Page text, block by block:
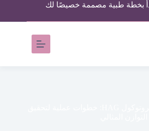
بخطة طبية مصممة خصيصًا لك